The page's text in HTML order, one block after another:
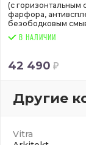
(с горизонтальным
фарфора,
безободковым
В НАЛИЧИИ
42 490
Другие
Vitra